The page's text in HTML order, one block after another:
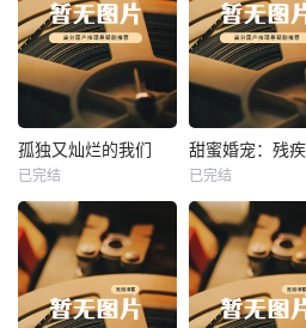
热播
未知
孤独又灿烂的我们
已完结
热播
未知
已完结